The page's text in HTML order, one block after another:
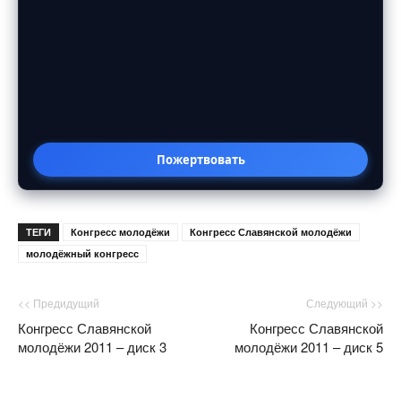
Пожертвовать
ТЕГИ Конгресс молодёжи
Конгресс Славянской молодёжи
молодёжный конгресс
<< Предидущий
Конгресс Славянской
молодёжи 2011 – диск 3
Следующий >>
Конгресс Славянской
молодёжи 2011 – диск 5